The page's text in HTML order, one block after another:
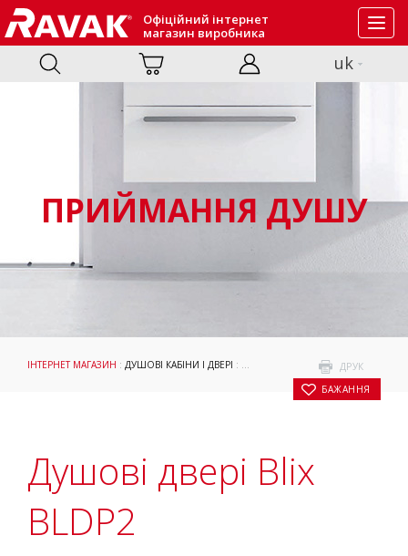
Офіційний інтернет
магазин виробника
uk
ПРИЙМАННЯ ДУШУ
ДРУК
БАЖАННЯ
ІНТЕРНЕТ МАГАЗИН : ДУШОВІ КАБІНИ І ДВЕРІ : ПРИЙМАННЯ ДУШУ : ДУШОВІ ДВЕРІ
Душові двері Blix
BLDP2